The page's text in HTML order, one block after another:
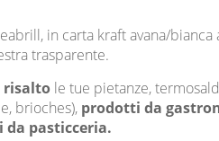
in carta kraft avana/
trasparente.
risalto le tue pietanze,
brioches), prodotti da
da pasticceria.